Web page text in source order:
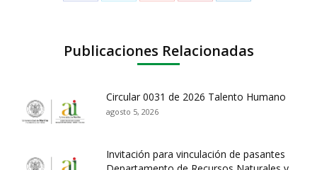
Publicaciones Relacionadas
Circular 0031 de 2026 Talento Humano
agosto 5, 2026
Invitación para vinculación de pasantes